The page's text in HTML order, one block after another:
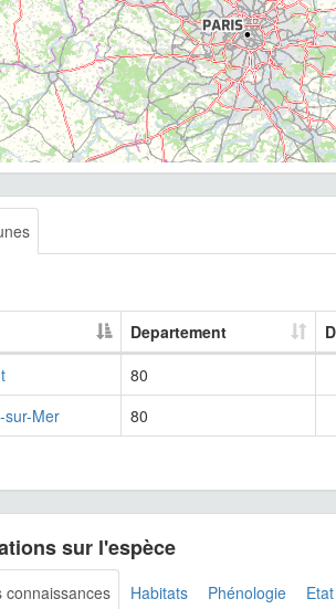
Departement
80
sur-Mer
80
sur l'espèce
connaissances Habitats Phénologie